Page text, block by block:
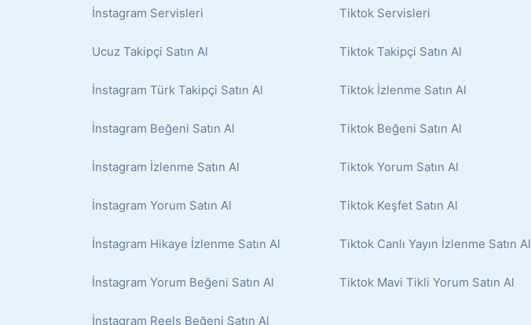
İnstagram Servisleri
Ucuz Takipçi Satın Al
İnstagram Türk Takipçi Satın Al
İnstagram Beğeni Satın Al
İnstagram İzlenme Satın Al
İnstagram Yorum Satın Al
İnstagram Hikaye İzlenme Satın Al
İnstagram Yorum Beğeni Satın Al
İnstagram Reels Beğeni Satın Al
Tiktok Servisleri
Tiktok Takipçi Satın Al
Tiktok İzlenme Satın Al
Tiktok Beğeni Satın Al
Tiktok Yorum Satın Al
Tiktok Keşfet Satın Al
Tiktok Canlı Yayın İzlenme Satın Al
Tiktok Mavi Tikli Yorum Satın Al